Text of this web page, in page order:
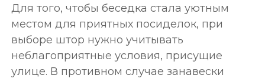
Для того, чтобы беседка стала уютным
местом для приятных посиделок, при
выборе штор нужно учитывать
неблагоприятные условия, присущие
улице. В противном случае занавески